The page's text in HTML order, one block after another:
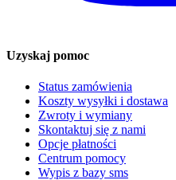
Uzyskaj pomoc
Status zamówienia
Koszty wysyłki i dostawa
Zwroty i wymiany
Skontaktuj się z nami
Opcje płatności
Centrum pomocy
Wypis z bazy sms